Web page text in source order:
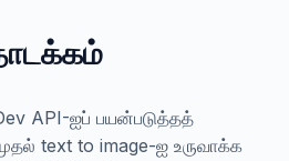
API-ஐப் பயன்படுத்தத்
text to image-ஐ உருவாக்க